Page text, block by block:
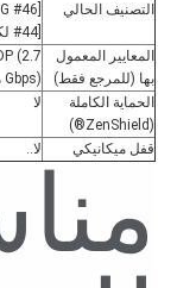
التصنيف الحالي
#44] لكل اتصال 0.20A AC/DC [AWG #42] لكل اتصال
المعايير المعمول
بها (للمرجع فقط)
(2.7
Gbps) معايير MiPi
الحماية الكاملة
(ZenShield®)
لا
قفل ميكانيكي لا..